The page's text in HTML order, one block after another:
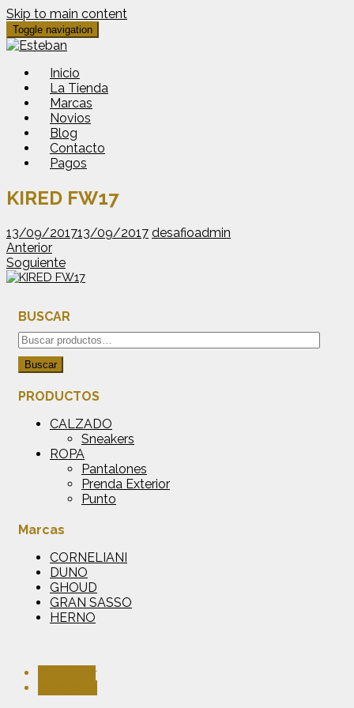
Skip to main content
Toggle navigation
Inicio
La Tienda
Marcas
Novios
Blog
Contacto
Pagos
KIRED FW17
13/09/201713/09/2017 desafioadmin
Anterior
Soguiente
BUSCAR
Buscar
por:
Buscar
PRODUCTOS
CALZADO
Sneakers
ROPA
Pantalones
Prenda Exterior
Punto
Marcas
CORNELIANI
DUNO
GHOUD
GRAN SASSO
HERNO